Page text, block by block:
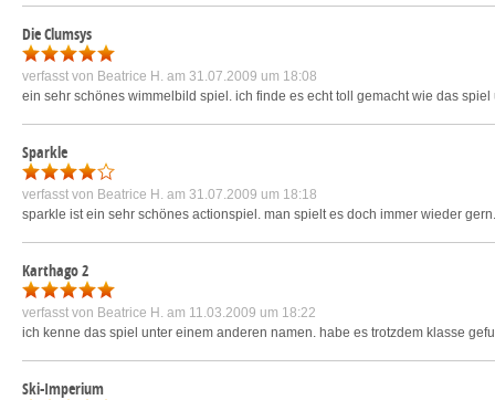
Die Clumsys
verfasst von Beatrice H. am 31.07.2009 um 18:08
ein sehr schönes wimmelbild spiel. ich finde es echt toll gemacht wie das
Sparkle
verfasst von Beatrice H. am 31.07.2009 um 18:18
sparkle ist ein sehr schönes actionspiel. man spielt es doch immer wieder
Karthago 2
verfasst von Beatrice H. am 11.03.2009 um 18:22
ich kenne das spiel unter einem anderen namen. habe es trotzdem klasse
Ski-Imperium